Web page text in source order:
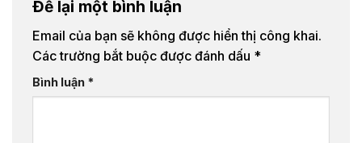
Để lại một bình luận
Email của bạn sẽ không được hiển thị công khai.
Các trường bắt buộc được đánh dấu *
Bình luận *